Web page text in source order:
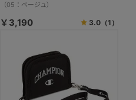
（05：ベージュ）
￥3,190 3.0 （1）